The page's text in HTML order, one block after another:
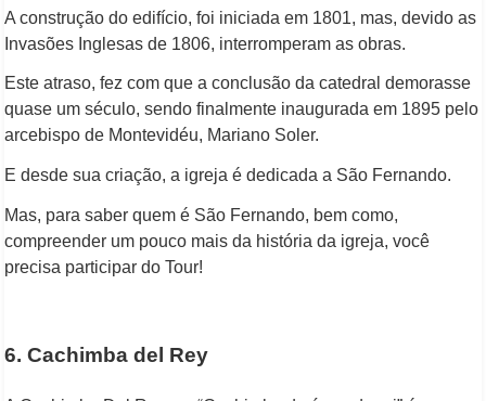
A construção do edifício, foi iniciada em 1801, mas, devido as
Invasões Inglesas de 1806, interromperam as obras.
Este atraso, fez com que a conclusão da catedral demorasse
quase um século, sendo finalmente inaugurada em 1895 pelo
arcebispo de Montevidéu, Mariano Soler.
E desde sua criação, a igreja é dedicada a São Fernando.
Mas, para saber quem é São Fernando, bem como,
compreender um pouco mais da história da igreja, você
precisa participar do Tour!
6. Cachimba del Rey